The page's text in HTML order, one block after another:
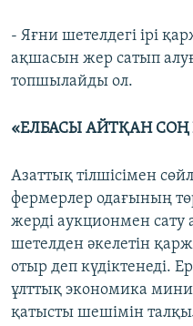
- Яғни шетелдегі ірі
ақшасын жер сатып
топшылайды ол.
«ЕЛБАСЫ АЙТҚАН СОҢ
Азаттық тілшісімен
фермерлер одағының
жерді аукционмен сату
шетелден әкелетін
отыр деп күдіктенеді.
ұлттық экономика
қатысты шешімін